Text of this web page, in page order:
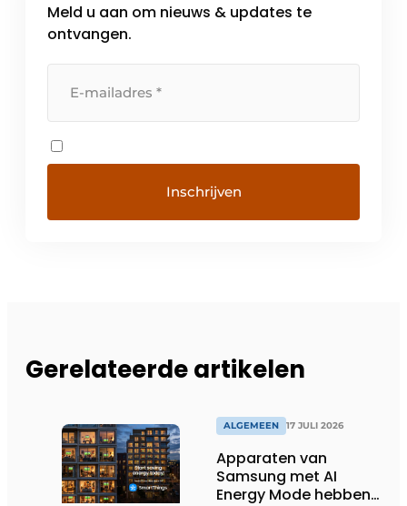
Meld u aan om nieuws & updates te
ontvangen.
Gerelateerde artikelen
ALGEMEEN 17 JULI 2026
Apparaten van
Samsung met AI
Energy Mode hebben